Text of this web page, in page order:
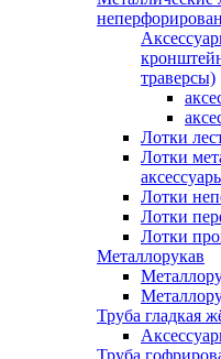
траверсы)
Лотки
Лотки
Лотки
Лотки
Лотки
Металлорукав
Труба гладкая
Труба